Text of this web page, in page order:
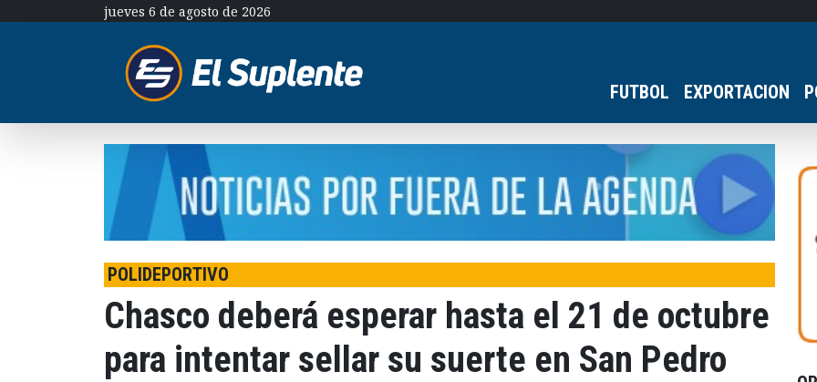
jueves 6 de agosto de 2026
FUTBOL EXPORTACION
POLIDEPORTIVO
Chasco deberá esperar hasta el 21 de octubre
para intentar sellar su suerte en San Pedro